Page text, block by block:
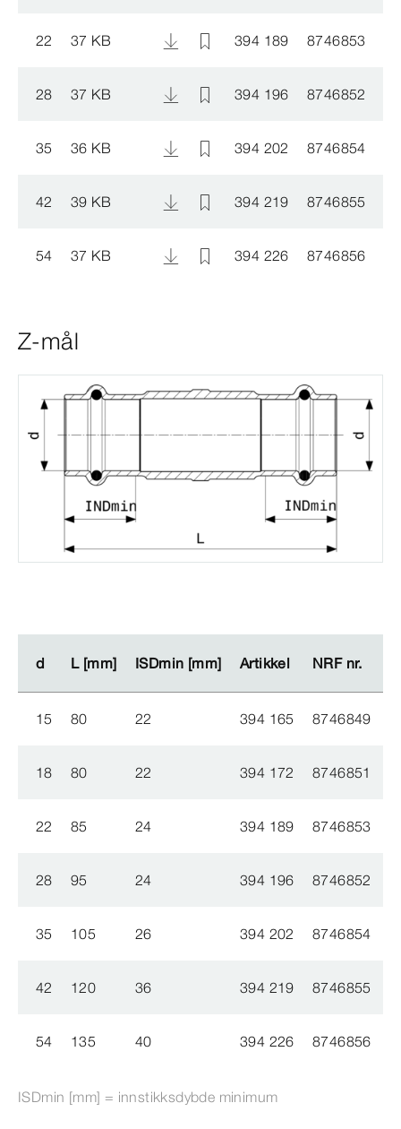
22 37 KB 394 189 8746853
28 37 KB 394 196 8746852
35 36 KB 394 202 8746854
42 39 KB 394 219 8746855
54 37 KB 394 226 8746856
Z-mål
d L [mm] ISDmin [mm] Artikkel NRF nr.
d L [mm] ISDmin [mm] Artikkel NRF nr.
15 80 22 394 165 8746849
18 80 22 394 172 8746851
22 85 24 394 189 8746853
28 95 24 394 196 8746852
35 105 26 394 202 8746854
42 120 36 394 219 8746855
54 135 40 394 226 8746856
ISDmin [mm] = innstikksdybde minimum